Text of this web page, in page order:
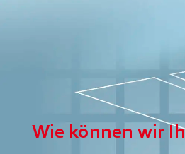
Wie können wir